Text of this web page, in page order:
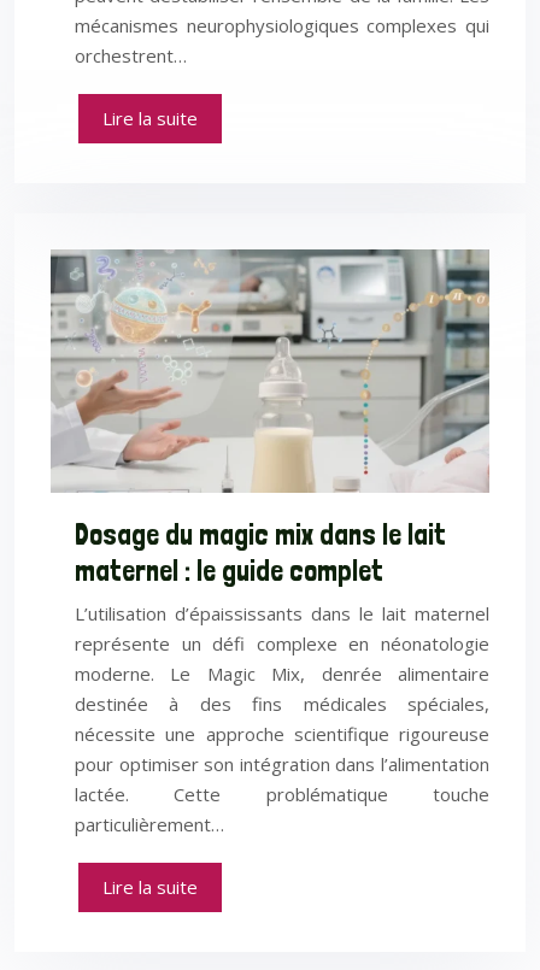
mécanismes neurophysiologiques complexes qui
orchestrent…
Lire la suite
Dosage du magic mix dans le lait
maternel : le guide complet
L’utilisation d’épaississants dans le lait maternel
représente un défi complexe en néonatologie
moderne. Le Magic Mix, denrée alimentaire
destinée à des fins médicales spéciales,
nécessite une approche scientifique rigoureuse
pour optimiser son intégration dans l’alimentation
lactée. Cette problématique touche
particulièrement…
Lire la suite